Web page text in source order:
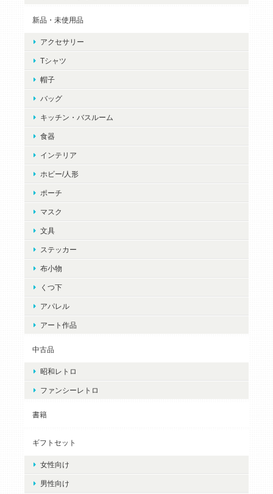
新品・未使用品
アクセサリー
Tシャツ
帽子
バッグ
キッチン・バスルーム
食器
インテリア
ホビー/人形
ポーチ
マスク
文具
ステッカー
布小物
くつ下
アパレル
アート作品
中古品
昭和レトロ
ファンシーレトロ
書籍
ギフトセット
女性向け
男性向け